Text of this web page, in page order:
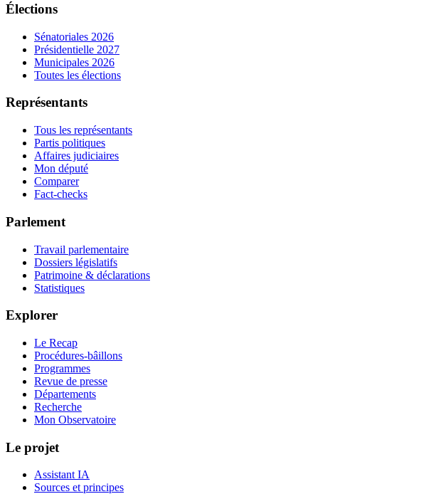
Élections
Sénatoriales 2026
Présidentielle 2027
Municipales 2026
Toutes les élections
Représentants
Tous les représentants
Partis politiques
Affaires judiciaires
Mon député
Comparer
Fact-checks
Parlement
Travail parlementaire
Dossiers législatifs
Patrimoine & déclarations
Statistiques
Explorer
Le Recap
Procédures-bâillons
Programmes
Revue de presse
Départements
Recherche
Mon Observatoire
Le projet
Assistant IA
Sources et principes